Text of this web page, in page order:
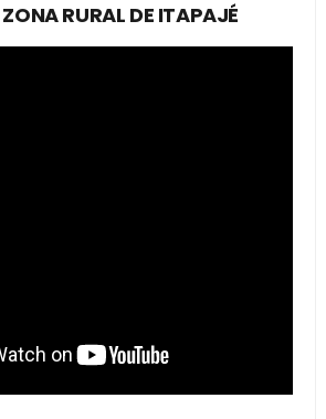
RURAL DE ITAPAJÉ